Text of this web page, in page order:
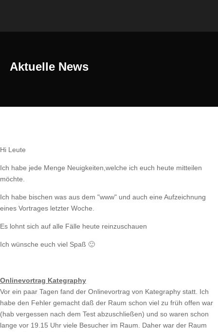
Aktuelle News
Hi Leute
Ich habe jede Menge Neuigkeiten,welche ich euch heute mitteilen
möchte.
Ich habe bischen was aus dem "www" und auch eine Aufzeichnung
eines Vortrages letzter Woche.
Es lohnt sich auf alle Fälle heute reinzuschauen
Ich wünsche euch viel Spaß 🙂
Onlinevortrag Kategraphy
Vor ein paar Tagen fand der Onlinevortrag von Kategraphy statt. Ich
habe den Fehler gemacht daß der Raum schon viel zu früh offen war
(hab vergessen nach dem Test abzuschließen) und so waren schon
lange vor 19.15 Uhr viele Besucher im Raum. Daher war der Raum